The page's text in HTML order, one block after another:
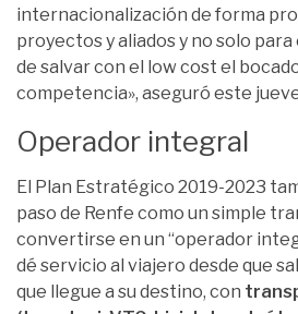
internacionalización de forma
proyectos y aliados y no solo
de salvar con el low cost el
competencia», aseguró este
Operador integral
El Plan Estratégico 2019-2023
paso de Renfe como un simple
convertirse en un “operador
dé servicio al viajero desde que
que llegue a su destino, con